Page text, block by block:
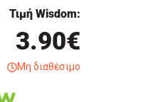
Τιμή Wisdom:
3.90€
Μη διαθέσιμο